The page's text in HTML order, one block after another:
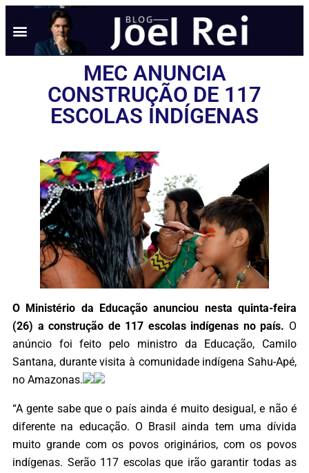
MEC ANUNCIA
CONSTRUÇÃO DE 117
ESCOLAS INDÍGENAS
O Ministério da Educação anunciou nesta quinta-feira
(26) a construção de 117 escolas indígenas no país. O
anúncio foi feito pelo ministro da Educação, Camilo
Santana, durante visita à comunidade indígena Sahu-Apé,
no Amazonas.
“A gente sabe que o país ainda é muito desigual, e não é
diferente na educação. O Brasil ainda tem uma dívida
muito grande com os povos originários, com os povos
indígenas. Serão 117 escolas que irão garantir todas as